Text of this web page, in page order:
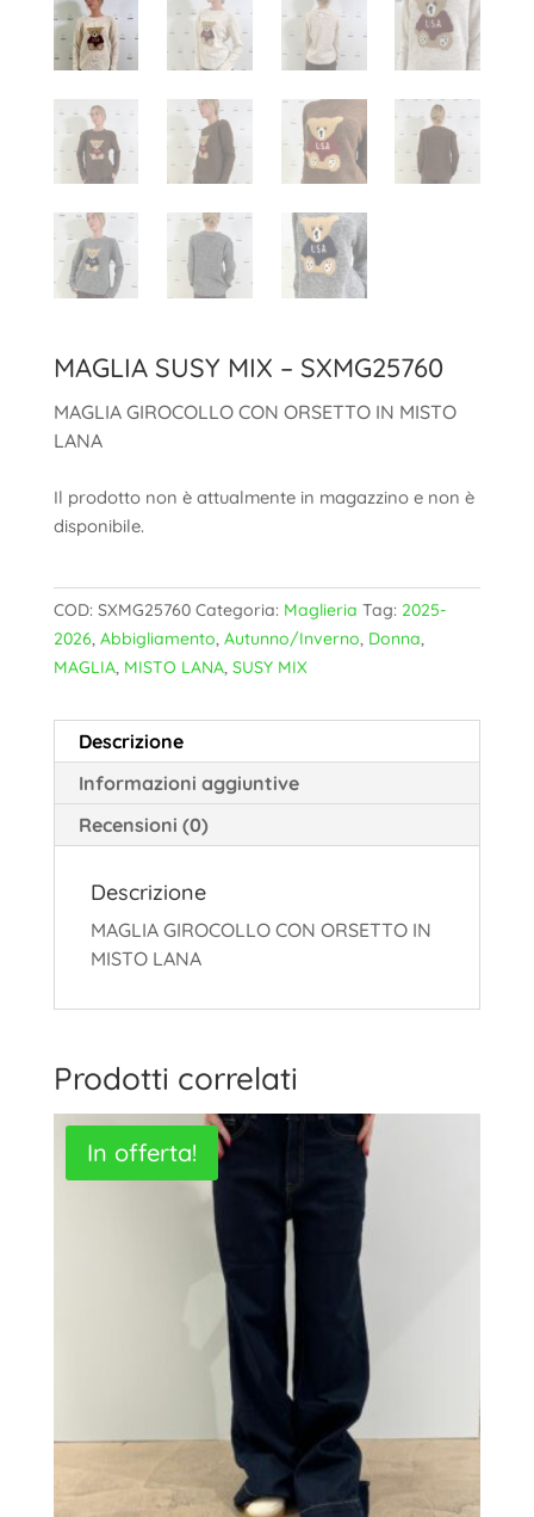
MAGLIA SUSY MIX – SXMG25760
MAGLIA GIROCOLLO CON ORSETTO IN MISTO
LANA
Il prodotto non è attualmente in magazzino e non è
disponibile.
COD: SXMG25760 Categoria: Maglieria Tag: 2025-
2026, Abbigliamento, Autunno/Inverno, Donna,
MAGLIA, MISTO LANA, SUSY MIX
Descrizione
Informazioni aggiuntive
Recensioni (0)
Descrizione
MAGLIA GIROCOLLO CON ORSETTO IN
MISTO LANA
Prodotti correlati
In offerta!